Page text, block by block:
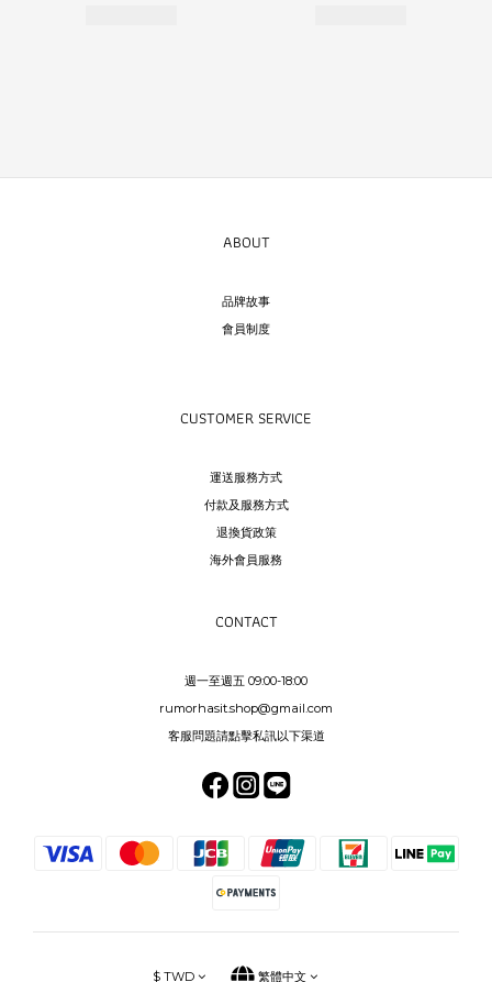
ABOUT
品牌故事
會員制度
CUSTOMER SERVICE
運送服務方式
付款及服務方式
退換貨政策
海外會員服務
CONTACT
週一至週五 09:00-18:00
rumorhasit.shop@gmail.com
客服問題請點擊私訊以下渠道
$ TWD 繁體中文